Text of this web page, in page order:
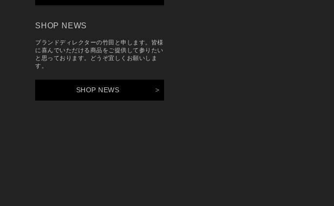
SHOP NEWS
ブランドディレクターの竹田と申します。皆様
に喜んでいただける商品をご提供して参りたい
と思っております。どうぞ宜しくお願いしま
す。
SHOP NEWS